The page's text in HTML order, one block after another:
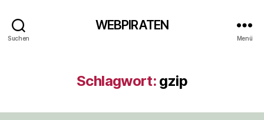
Suchen
WEBPIRATEN
Menü
Schlagwort: gzip